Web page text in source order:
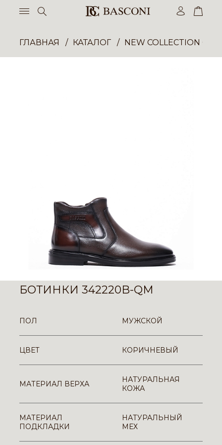
ГЛАВНАЯ КАТАЛОГ NEW COLLECTION
БОТИНКИ 342220B-QM
ПОЛ МУЖСКОЙ
ЦВЕТ КОРИЧНЕВЫЙ
МАТЕРИАЛ ВЕРХА
НАТУРАЛЬНАЯ
КОЖА
МАТЕРИАЛ
ПОДКЛАДКИ
НАТУРАЛЬНЫЙ
МЕХ